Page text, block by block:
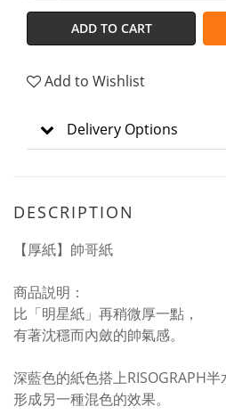
ADD TO CART
Add to Wishlist
Delivery Options
DESCRIPTION
【厚紙】帥哥紙
商品説明：
比「明星紙」再稍微厚一點，
有著沈穩而內斂的帥氣感。
深藍色的紙色搭上RISOGRAPH半
形成另一種混色的效果。